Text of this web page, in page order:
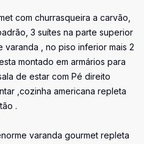
com churrasqueira a carvão,
3 suítes na parte superior
varanda , no piso inferior mais 2
montado em armários para
de estar com Pé direito
,cozinha americana repleta
.
varanda gourmet repleta